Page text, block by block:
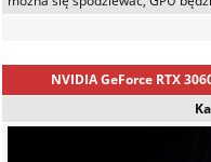
NVIDIA GeForce RTX